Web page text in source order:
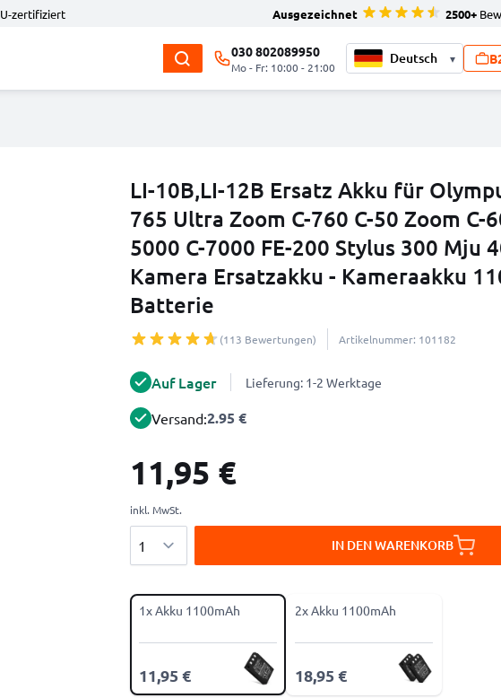
zertifiziert Ausgezeichnet 2500+
030 802089950
Mo - Fr: 10:00 - 21:00
▾
LI-10B,LI-12B Ersatz Akku für
765 Ultra Zoom C-760 C-50 Zoom C-
5000 C-7000 FE-200 Stylus 300 Mju
Kamera Ersatzakku - Kameraakku
Batterie
(113 Bewertungen) Artikelnummer: 101182
Auf Lager Lieferung: 1-2 Werktage
Versand:2.95 €
11,95 €
inkl. MwSt.
IN DEN WARENKORB
1x Akku 1100mAh
11,95 €
2x Akku 1100mAh
18,95 €